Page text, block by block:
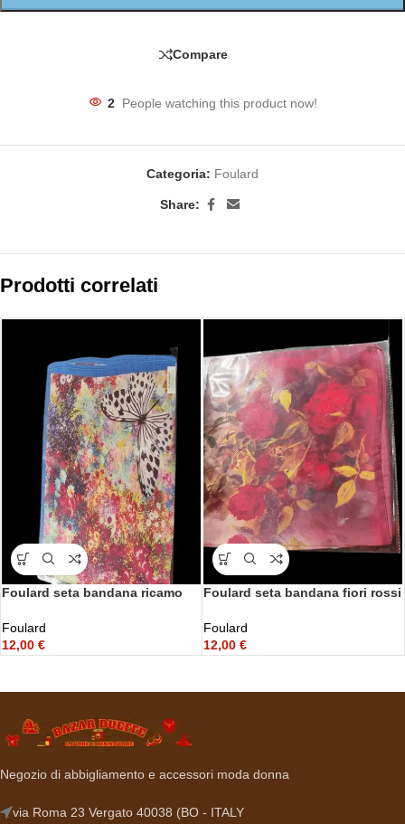
Compare
2 People watching this product now!
Categoria: Foulard
Share:
Prodotti correlati
Foulard seta bandana ricamo
Foulard
12,00 €
Foulard seta bandana fiori rossi
Foulard
12,00 €
Negozio di abbigliamento e accessori moda donna
via Roma 23 Vergato 40038 (BO - ITALY